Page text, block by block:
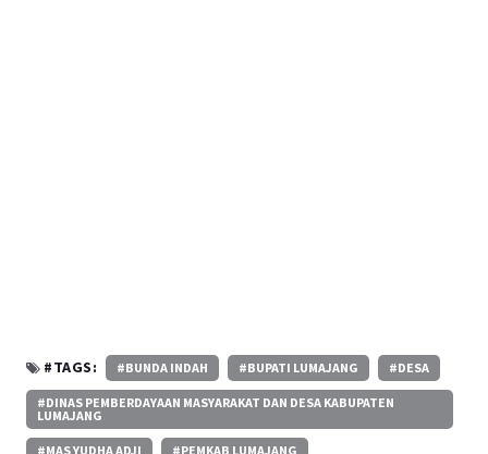
#TAGS: #BUNDA INDAH #BUPATI LUMAJANG #DESA
#DINAS PEMBERDAYAAN MASYARAKAT DAN DESA KABUPATEN
LUMAJANG
#MAS YUDHA ADJI #PEMKAB LUMAJANG